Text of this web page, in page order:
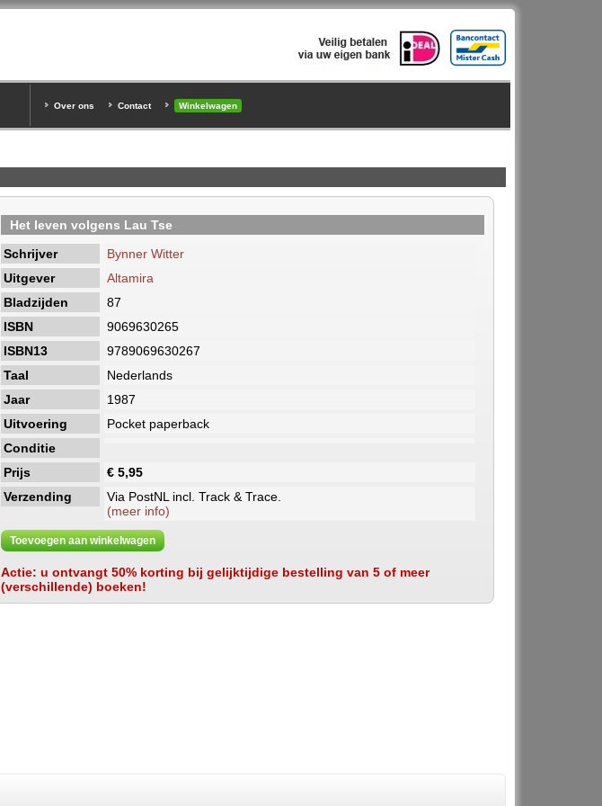
Over ons
Contact Winkelwagen
Het leven volgens Lau Tse
Schrijver
Bynner Witter
Uitgever
Altamira
Bladzijden
87
ISBN
9069630265
ISBN13
9789069630267
Taal
Nederlands
Jaar
1987
Uitvoering
Pocket paperback
Conditie
Prijs
€ 5,95
Verzending
Via PostNL incl. Track & Trace.
(meer info)
Toevoegen aan winkelwagen
Actie: u ontvangt 50% korting bij gelijktijdige bestelling van 5 of meer
(verschillende) boeken!